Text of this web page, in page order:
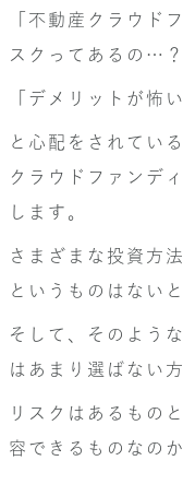
「不動産クラウド
スクってあるの…？
「デメリットが怖い
と心配をされてい
クラウドファンデ
します。
さまざまな投資方
というものはない
そして、そのよう
はあまり選ばない
リスクはあるもの
容できるものなの